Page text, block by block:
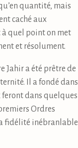
quantité, mais
caché aux
à quel point on met
et résolument.
Jahir a été prêtre de
Il a fondé dans
feront dans quelques
Ordres
fidélité inébranlable